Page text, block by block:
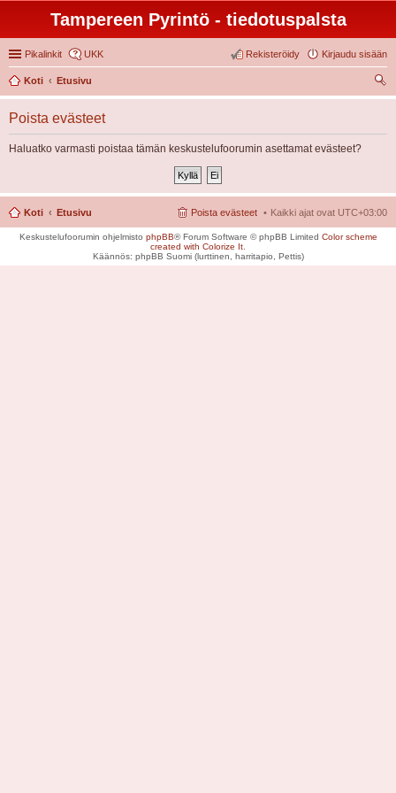
Tampereen Pyrintö - tiedotuspalsta
Pikalinkit UKK Kirjaudu sisään
Rekisteröidy
Koti
Etusivu
tsi
Poista evästeet
Haluatko varmasti poistaa tämän keskustelufoorumin asettamat evästeet?
Koti Etusivu Kaikki ajat ovat UTC+03:00
Poista evästeet
Keskustelufoorumin ohjelmisto phpBB® Forum Software © phpBB Limited Color scheme
created with Colorize It
Käännös: phpBB Suomi (lurttinen, harritapio, Pettis)